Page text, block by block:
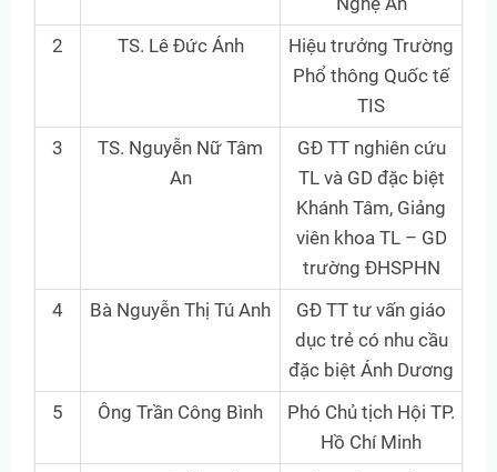
2
TS. Lê Đức Ánh
Hiệu trưởng Trường
Phổ thông Quốc tế
TIS
3
TS. Nguyễn Nữ Tâm
An
GĐ TT nghiên cứu
TL và GD đặc biệt
Khánh Tâm, Giảng
viên khoa TL – GD
trường ĐHSPHN
4
Bà Nguyễn Thị Tú Anh
GĐ TT tư vấn giáo
dục trẻ có nhu cầu
đặc biệt Ánh Dương
5
Ông Trần Công Bình
Phó Chủ tịch Hội TP.
Hồ Chí Minh